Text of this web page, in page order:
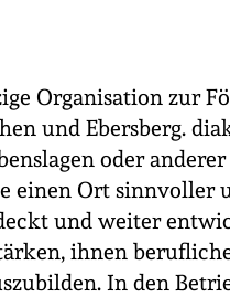
Organisation zur
und Ebersberg.
oder
einen Ort sinnvoller
und weiter
ihnen
In den